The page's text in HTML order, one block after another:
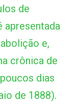
de
apresentada
e,
crônica de
dias
de 1888).